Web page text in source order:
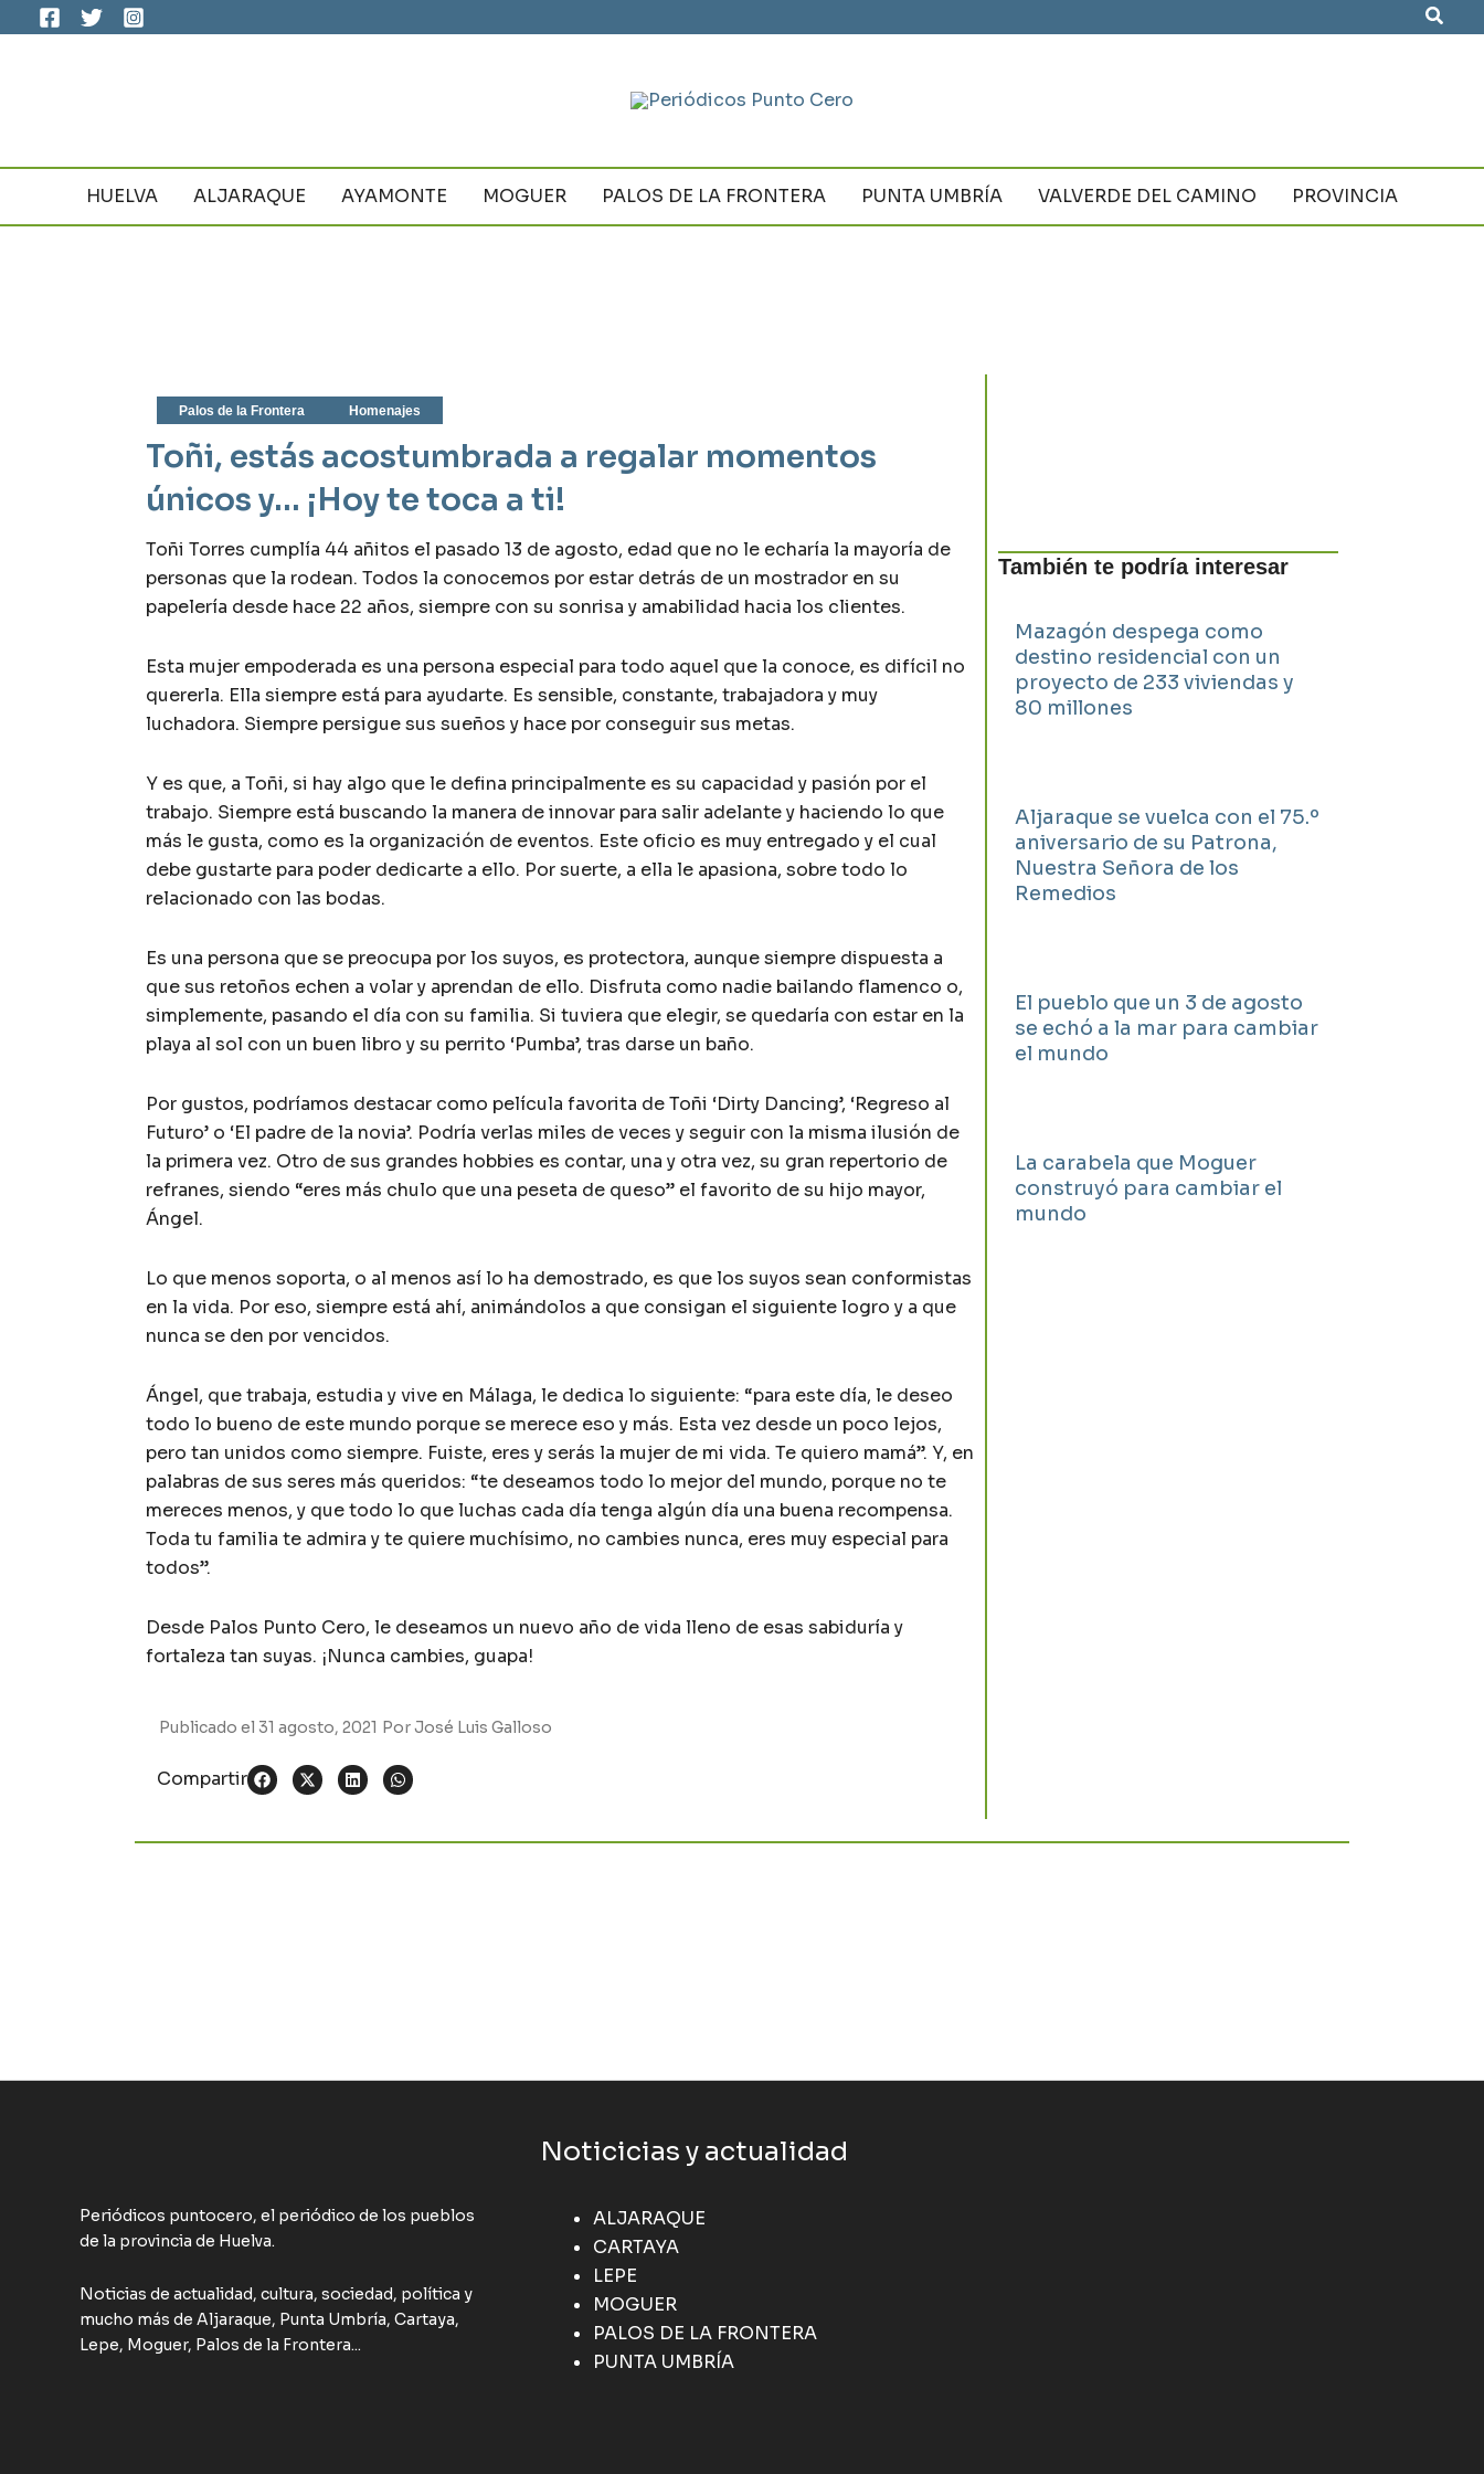
al
HUELVA ALJARAQUE AYAMONTE MOGUER PALOS DE LA FRONTERA PUNTA UMBRÍA VALVERDE DEL CAMINO PROVINCIA
Palos de la Frontera Homenajes
Toñi, estás acostumbrada a regalar momentos
únicos y… ¡Hoy te toca a ti!
Toñi Torres cumplía 44 añitos el pasado 13 de agosto, edad que no le echaría la mayoría de
personas que la rodean. Todos la conocemos por estar detrás de un mostrador en su
papelería desde hace 22 años, siempre con su sonrisa y amabilidad hacia los clientes.
Esta mujer empoderada es una persona especial para todo aquel que la conoce, es difícil no
quererla. Ella siempre está para ayudarte. Es sensible, constante, trabajadora y muy
luchadora. Siempre persigue sus sueños y hace por conseguir sus metas.
Y es que, a Toñi, si hay algo que le defina principalmente es su capacidad y pasión por el
trabajo. Siempre está buscando la manera de innovar para salir adelante y haciendo lo que
más le gusta, como es la organización de eventos. Este oficio es muy entregado y el cual
debe gustarte para poder dedicarte a ello. Por suerte, a ella le apasiona, sobre todo lo
relacionado con las bodas.
Es una persona que se preocupa por los suyos, es protectora, aunque siempre dispuesta a
que sus retoños echen a volar y aprendan de ello. Disfruta como nadie bailando flamenco o,
simplemente, pasando el día con su familia. Si tuviera que elegir, se quedaría con estar en la
playa al sol con un buen libro y su perrito ‘Pumba’, tras darse un baño.
Por gustos, podríamos destacar como película favorita de Toñi ‘Dirty Dancing’, ‘Regreso al
Futuro’ o ‘El padre de la novia’. Podría verlas miles de veces y seguir con la misma ilusión de
la primera vez. Otro de sus grandes hobbies es contar, una y otra vez, su gran repertorio de
refranes, siendo “eres más chulo que una peseta de queso” el favorito de su hijo mayor,
Ángel.
Lo que menos soporta, o al menos así lo ha demostrado, es que los suyos sean conformistas
en la vida. Por eso, siempre está ahí, animándolos a que consigan el siguiente logro y a que
nunca se den por vencidos.
Ángel, que trabaja, estudia y vive en Málaga, le dedica lo siguiente: “para este día, le deseo
todo lo bueno de este mundo porque se merece eso y más. Esta vez desde un poco lejos,
pero tan unidos como siempre. Fuiste, eres y serás la mujer de mi vida. Te quiero mamá”. Y, en
palabras de sus seres más queridos: “te deseamos todo lo mejor del mundo, porque no te
mereces menos, y que todo lo que luchas cada día tenga algún día una buena recompensa.
Toda tu familia te admira y te quiere muchísimo, no cambies nunca, eres muy especial para
todos”.
Desde Palos Punto Cero, le deseamos un nuevo año de vida lleno de esas sabiduría y
fortaleza tan suyas. ¡Nunca cambies, guapa!
Publicado el 31 agosto, 2021 PorJosé Luis Galloso
Compartir
También te podría interesar
Mazagón despega como
destino residencial con un
proyecto de 233 viviendas y
80 millones
Aljaraque se vuelca con el 75.º
aniversario de su Patrona,
Nuestra Señora de los
Remedios
El pueblo que un 3 de agosto
se echó a la mar para cambiar
el mundo
La carabela que Moguer
construyó para cambiar el
mundo
Periódicos puntocero, el periódico de los pueblos
de la provincia de Huelva.
Noticias de actualidad, cultura, sociedad, política y
mucho más de Aljaraque, Punta Umbría, Cartaya,
Lepe, Moguer, Palos de la Frontera...
Noticicias y actualidad
ALJARAQUE
CARTAYA
LEPE
MOGUER
PALOS DE LA FRONTERA
PUNTA UMBRÍA